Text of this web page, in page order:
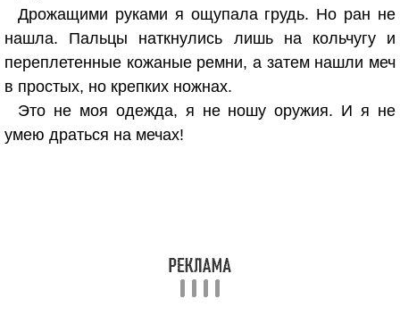
Дрожащими руками я ощупала грудь. Но ран не
нашла. Пальцы наткнулись лишь на кольчугу и
переплетенные кожаные ремни, а затем нашли меч
в простых, но крепких ножнах.
Это не моя одежда, я не ношу оружия. И я не
умею драться на мечах!